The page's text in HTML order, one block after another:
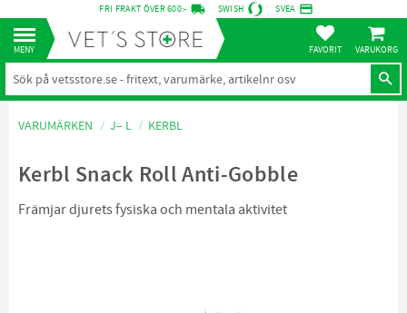
Meny
FRI FRAKT ÖVER 600:- local_shipping SWISH SVEA credit_card
FAVORITER
VARUMÄRKEN J– L KERBL
Kerbl Snack Roll Anti-Gobble
Främjar djurets fysiska och mentala aktivitet